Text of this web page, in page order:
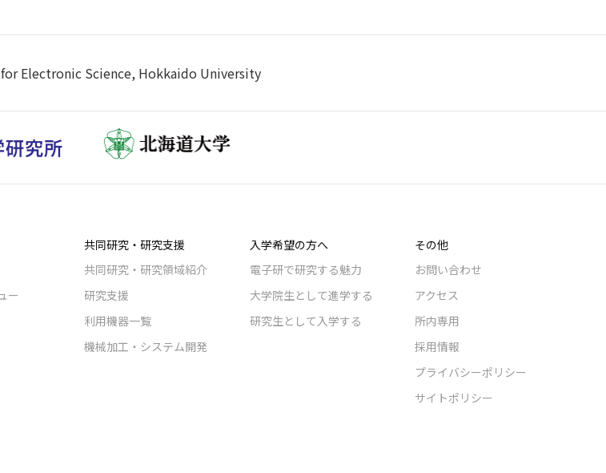
Electronic Science, Hokkaido University
ー
共同研究・研究支援
共同研究・研究領域紹介
研究支援
利用機器一覧
機械加工・システム開発
入学希望の方へ
電子研で研究する魅力
大学院生として進学する
研究生として入学する
その他
お問い合わせ
アクセス
所内専用
採用情報
プライバシーポリシー
サイトポリシー